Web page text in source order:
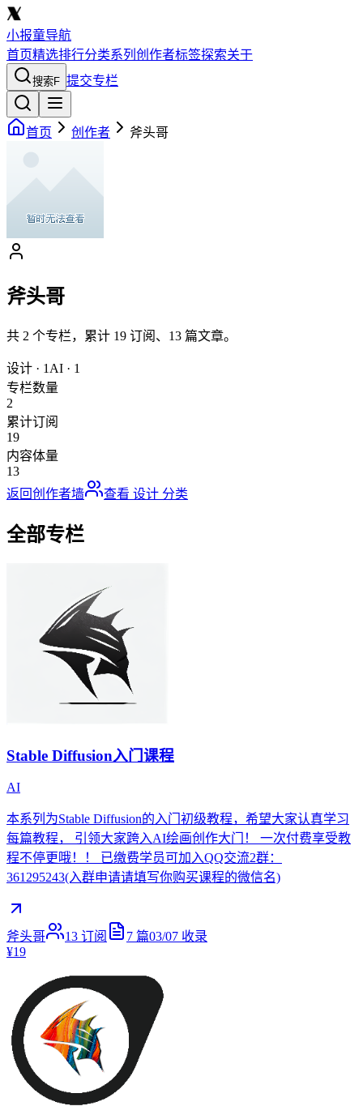
小报童导航
首页精选排行分类系列 创作者标签探索关于
搜索F 提交专栏
首页 创作者 斧头哥
斧头哥
共 2 个专栏，累计 19 订阅、 13 篇文章。
设计 · 1 AI · 1
专栏数量
2
累计订阅
19
内容体量
13
返回创作者墙
查看 设计 分类
全部专栏
Stable Diffusion入门课程
AI
本系列为Stable Diffusion的入门初级教程，希望大家认真学习
每篇教程， 引领大家跨入AI绘画创作大门！ 一次付费享受教
程不停更哦！！ 已缴费学员可加入QQ交流2群：
361295243(入群申请请填写你购买课程的微信名)
斧头哥 13 订阅 7 篇03/07 收录
¥19